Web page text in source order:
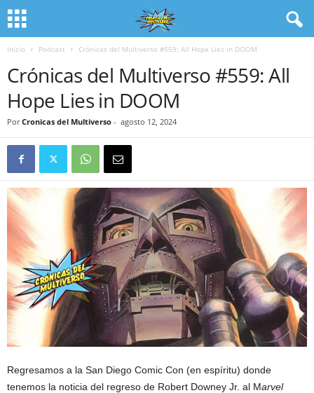
Inicio Podcast Crónicas del Multiverso #559: All Hope Lies in DOOM
Crónicas del Multiverso #559: All
Hope Lies in DOOM
Por Cronicas del Multiverso - agosto 12, 2024
Regresamos a la San Diego Comic Con (en espíritu) donde
tenemos la noticia del regreso de Robert Downey Jr. al Marvel